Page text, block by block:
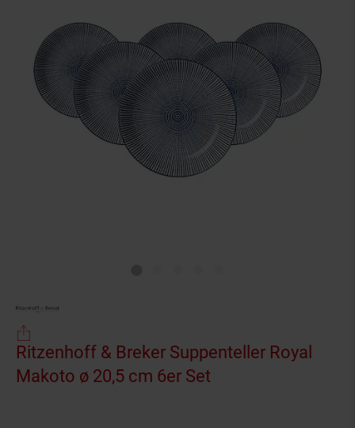
Ritzenhoff & Breker Suppenteller Royal
Makoto ø 20,5 cm 6er Set